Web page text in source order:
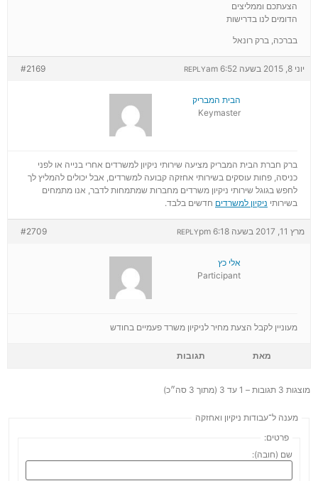
הצעתכם וממליצים
הדומים לנו בדרישות
בברכה, ברק רונאל
יוני 8, 2015 בשעה 6:52 am #2169 REPLY
הבית המבריק
Keymaster
ברק חברת הבית המבריק מציעה שירותי ניקיון למשרדים אחרי בנייה או לפני
כניסה, פחות עוסקים בשירותי אחזקה קבועה למשרדים, אבל יכולים להמליץ לך
לחפש בגוגל שירותי ניקיון משרדים מחברות שמתמחות לדבר, אנו מתמחים
בשירותי ניקיון למשרדים חדשים בלבד.
מרץ 11, 2017 בשעה 6:18 pm #2709 REPLY
אלי כץ
Participant
מעוניין לקבל הצעת מחיר לניקיון משרד פעמיים בחודש
מאת תגובות
מוצגות 3 תגובות – 1 עד 3 (מתוך 3 סה״כ)
מענה ל־עבודות ניקיון ואחזקה
פרטים:
שם (חובה):